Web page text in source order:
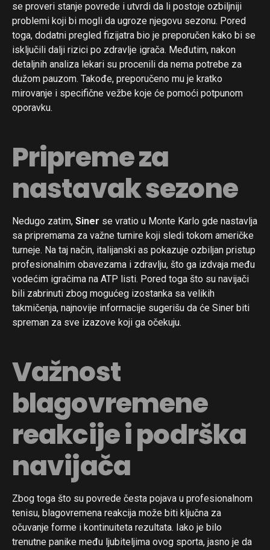
se proveri stanje povrede i utvrdi da li postoje ozbiljniji
problemi koji bi mogli da ugroze njegovu sezonu. Pored
toga, dodatni pregled fizijatra bio je preporučen kako bi se
isključili dalji rizici po zdravlje igrača. Međutim, nakon
detaljnih analiza lekari su procenili da nema potrebe za
dužom pauzom. Takođe, preporučeno mu je kratko
mirovanje i specifične vežbe koje će pomoći potpunom
oporavku.
Pripreme za
nastavak sezone
Nedugo zatim, Siner se vratio u Monte Karlo gde nastavlja
sa pripremama za važne turnire koji sledi tokom američke
turneje. Na taj način, italijanski as pokazuje ozbiljan pristup
profesionalnim obavezama i zdravlju, što ga izdvaja među
vodećim igračima na ATP listi. Pored toga što su navijači
bili zabrinuti zbog mogućeg izostanka sa velikih
takmičenja, najnovije informacije sugerišu da će Siner biti
spreman za sve izazove koji ga očekuju.
Važnost
blagovremene
reakcije i podrška
navijača
Zbog toga što su povrede česta pojava u profesionalnom
tenisu, blagovremena reakcija može biti ključna za
očuvanje forme i kontinuiteta rezultata. Iako je bilo
trenutne panike među ljubiteljima ovog sporta, jasno je da